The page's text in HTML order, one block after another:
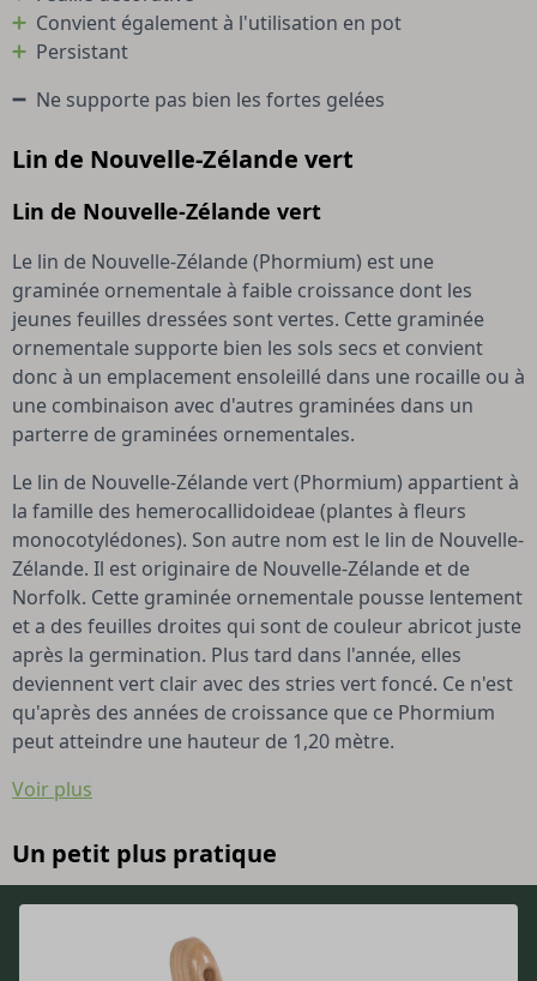
Lin de Nouvelle-Zélande vert
Lin de Nouvelle-Zélande vert
Le lin de Nouvelle-Zélande (Phormium) est une
graminée ornementale à faible croissance dont les
jeunes feuilles dressées sont vertes. Cette graminée
ornementale supporte bien les sols secs et convient
donc à un emplacement ensoleillé dans une rocaille ou à
une combinaison avec d'autres graminées dans un
parterre de graminées ornementales.
Le lin de Nouvelle-Zélande vert (Phormium) appartient à
la famille des hemerocallidoideae (plantes à fleurs
monocotylédones). Son autre nom est le lin de Nouvelle-
Zélande. Il est originaire de Nouvelle-Zélande et de
Norfolk. Cette graminée ornementale pousse lentement
et a des feuilles droites qui sont de couleur abricot juste
après la germination. Plus tard dans l'année, elles
deviennent vert clair avec des stries vert foncé. Ce n'est
qu'après des années de croissance que ce Phormium
peut atteindre une hauteur de 1,20 mètre.
Voir plus
Convient également à l'utilisation en pot
Persistant
Ne supporte pas bien les fortes gelées
Un petit plus pratique